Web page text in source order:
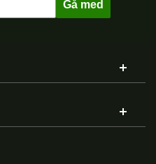
Gå med
länkar